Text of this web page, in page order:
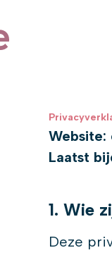
Website:
Laatst
1. Wie
Deze